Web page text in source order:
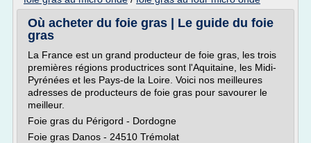
Où acheter du foie gras | Le guide du foie
gras
La France est un grand producteur de foie gras, les trois
premières régions productrices sont l'Aquitaine, les Midi-
Pyrénées et les Pays-de la Loire. Voici nos meilleures
adresses de producteurs de foie gras pour savourer le
meilleur.
Foie gras du Périgord - Dordogne
Foie gras Danos - 24510 Trémolat